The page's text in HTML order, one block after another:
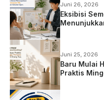
Juni 26, 2026
Eksibisi
Juni 25, 2026
Baru Mulai
Praktis